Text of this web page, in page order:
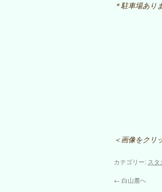
＊駐車場あり
＜画像をクリ
カテゴリー: スタ
← 白山麓へ